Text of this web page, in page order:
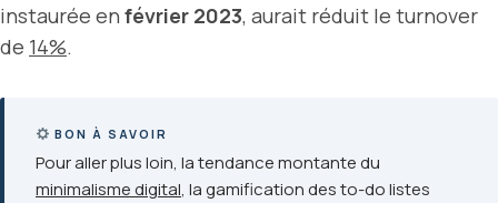
instaurée en février 2023, aurait réduit le turnover
de 14%.
BON À SAVOIR
Pour aller plus loin, la tendance montante du
minimalisme digital, la gamification des to-do listes